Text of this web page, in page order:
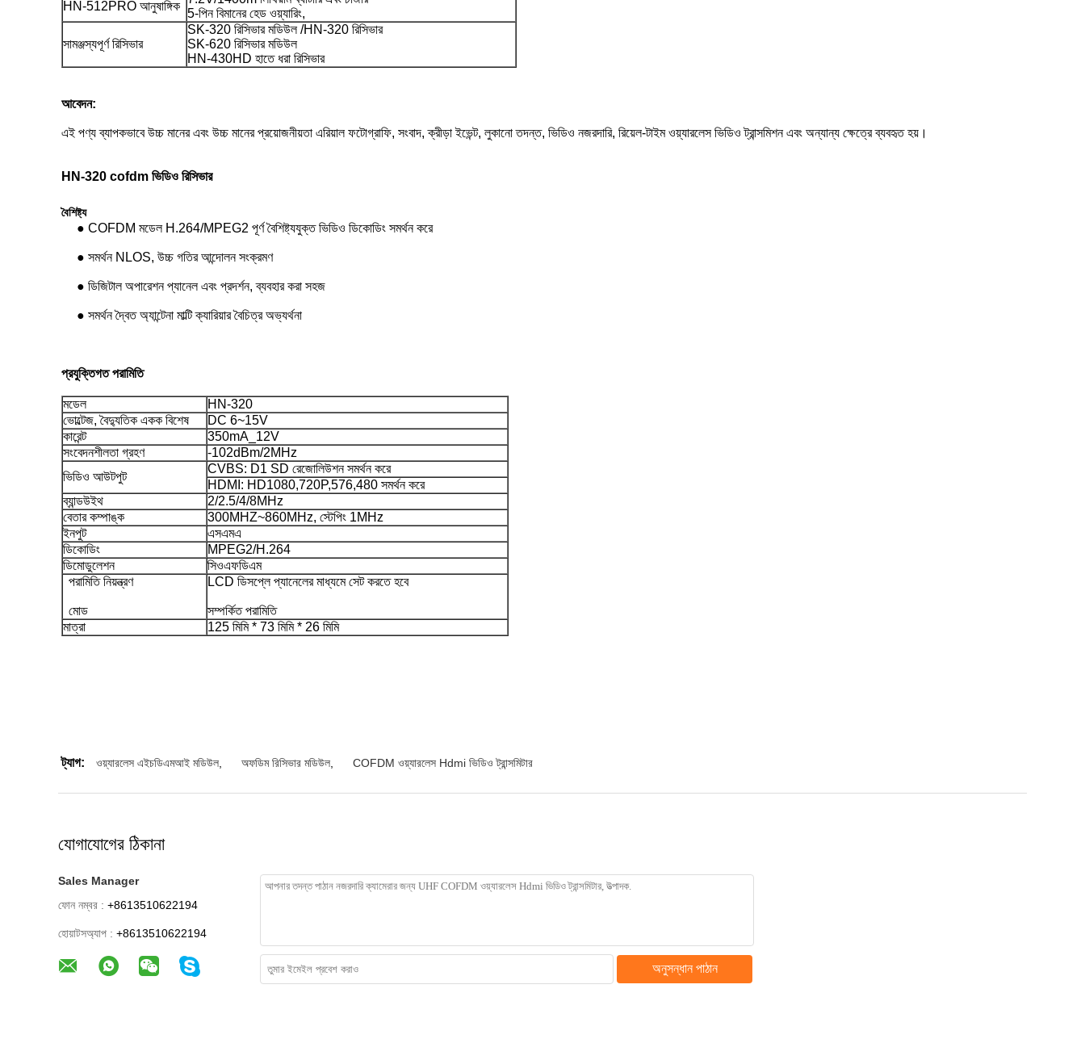
HN-512PRO আনুষাঙ্গিক
5-পিন বিমানের হেড ওয়্যারিং,
সামঞ্জস্যপূর্ণ রিসিভার
SK-320 রিসিভার মডিউল /HN-320 রিসিভার
SK-620 রিসিভার মডিউল
HN-430HD হাতে ধরা রিসিভার
আবেদন:
এই পণ্য ব্যাপকভাবে উচ্চ মানের এবং উচ্চ মানের প্রয়োজনীয়তা এরিয়াল ফটোগ্রাফি, সংবাদ, ক্রীড়া ইভেন্ট, লুকানো তদন্ত, ভিডিও নজরদারি, রিয়েল-টাইম ওয়্যারলেস ভিডিও ট্রান্সমিশন এবং অন্যান্য ক্ষেত্রে ব্যবহৃত হয়।
HN-320 cofdm ভিডিও রিসিভার
বৈশিষ্ট্য
● COFDM মডেল H.264/MPEG2 পূর্ণ বৈশিষ্ট্যযুক্ত ভিডিও ডিকোডিং সমর্থন করে
● সমর্থন NLOS, উচ্চ গতির আন্দোলন সংক্রমণ
● ডিজিটাল অপারেশন প্যানেল এবং প্রদর্শন, ব্যবহার করা সহজ
● সমর্থন দ্বৈত অ্যান্টেনা মাল্টি ক্যারিয়ার বৈচিত্র অভ্যর্থনা
প্রযুক্তিগত পরামিতি
মডেল
HN-320
ভোল্টেজ, বৈদ্যুতিক একক বিশেষ
DC 6~15V
কারেন্ট
350mA_12V
সংবেদনশীলতা গ্রহণ
-102dBm/2MHz
ভিডিও আউটপুট
CVBS: D1 SD রেজোলিউশন সমর্থন করে
HDMI: HD1080,720P,576,480 সমর্থন করে
ব্যান্ডউইথ
2/2.5/4/8MHz
বেতার কম্পাঙ্ক
300MHZ~860MHz, স্টেপিং 1MHz
ইনপুট
এসএমএ
ডিকোডিং
MPEG2/H.264
ডিমোডুলেশন
সিওএফডিএম
পরামিতি নিয়ন্ত্রণ
মোড
LCD ডিসপ্লে প্যানেলের মাধ্যমে সেট করতে হবে
সম্পর্কিত পরামিতি
মাত্রা
125 মিমি * 73 মিমি * 26 মিমি
ট্যাগ: ওয়্যারলেস এইচডিএমআই মডিউল অফডিম রিসিভার মডিউল COFDM ওয়্যারলেস Hdmi ভিডিও ট্রান্সমিটার
যোগাযোগের ঠিকানা
Sales Manager
ফোন নম্বর : +8613510622194
হোয়াটসঅ্যাপ : +8613510622194
অনুসন্ধান পাঠান